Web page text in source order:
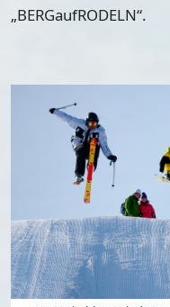
„BERGaufRODELN“.